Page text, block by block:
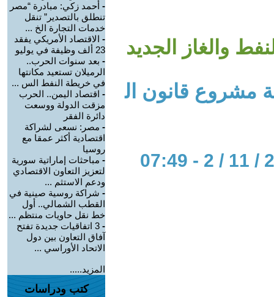
والغاز الجديد
مشروع قانون ال
- أحمد زكي: مبادرة “مصر
تنطلق بالتصدير” تنقل
خدمات التجارة الخ ...
- الاقتصاد الأمريكي يفقد
23 ألف وظيفة في يوليو
- بعد سنوات الحرب..
الرميلان تستعيد مكانتها
في خريطة النفط الس ...
- اقتصاد اليمن.. الحرب
مزقت الدولة ووسعت
دائرة الفقر
- مصر: نسعى لشراكة
اقتصادية أكثر عمقا مع
روسيا
- مباحثات إماراتية سورية
لتعزيز التعاون الاقتصادي
ودعم الاستثم ...
- شراكة روسية صينية في
القطب الشمالي.. أول
خط نقل حاويات منتظم ...
-
3 اتفاقيات جديدة تفتح
آفاق التعاون بين دول
الاتحاد الأوراسي ...
المزيد.....
كتب ودراسات